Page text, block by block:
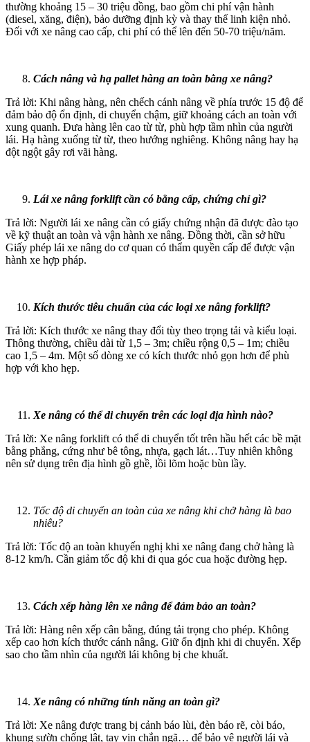
thường khoảng 15 – 30 triệu đồng, bao gồm chi phí vận hành
(diesel, xăng, điện), bảo dưỡng định kỳ và thay thế linh kiện nhỏ.
Đối với xe nâng cao cấp, chi phí có thể lên đến 50-70 triệu/năm.
Cách nâng và hạ pallet hàng an toàn bằng xe nâng?
Trả lời: Khi nâng hàng, nên chếch cánh nâng về phía trước 15 độ để
đảm bảo độ ổn định, di chuyển chậm, giữ khoảng cách an toàn với
xung quanh. Đưa hàng lên cao từ từ, phù hợp tầm nhìn của người
lái. Hạ hàng xuống từ từ, theo hướng nghiêng. Không nâng hay hạ
đột ngột gây rơi vãi hàng.
Lái xe nâng forklift cần có bằng cấp, chứng chỉ gì?
Trả lời: Người lái xe nâng cần có giấy chứng nhận đã được đào tạo
về kỹ thuật an toàn và vận hành xe nâng. Đồng thời, cần sở hữu
Giấy phép lái xe nâng do cơ quan có thẩm quyền cấp để được vận
hành xe hợp pháp.
Kích thước tiêu chuẩn của các loại xe nâng forklift?
Trả lời: Kích thước xe nâng thay đổi tùy theo trọng tải và kiểu loại.
Thông thường, chiều dài từ 1,5 – 3m; chiều rộng 0,5 – 1m; chiều
cao 1,5 – 4m. Một số dòng xe có kích thước nhỏ gọn hơn để phù
hợp với kho hẹp.
Xe nâng có thể di chuyển trên các loại địa hình nào?
Trả lời: Xe nâng forklift có thể di chuyển tốt trên hầu hết các bề mặt
bằng phẳng, cứng như bê tông, nhựa, gạch lát…Tuy nhiên không
nên sử dụng trên địa hình gồ ghề, lồi lõm hoặc bùn lầy.
Tốc độ di chuyển an toàn của xe nâng khi chở hàng là bao
nhiêu?
Trả lời: Tốc độ an toàn khuyến nghị khi xe nâng đang chở hàng là
8-12 km/h. Cần giảm tốc độ khi đi qua góc cua hoặc đường hẹp.
Cách xếp hàng lên xe nâng để đảm bảo an toàn?
Trả lời: Hàng nên xếp cân bằng, đúng tải trọng cho phép. Không
xếp cao hơn kích thước cánh nâng. Giữ ổn định khi di chuyển. Xếp
sao cho tầm nhìn của người lái không bị che khuất.
Xe nâng có những tính năng an toàn gì?
Trả lời: Xe nâng được trang bị cảnh báo lùi, đèn báo rẽ, còi báo,
khung sườn chống lật, tay vịn chắn ngã… để bảo vệ người lái và